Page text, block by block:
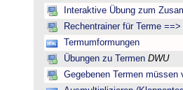
Interaktive Übung zum
Rechentrainer für Terme
Termumformungen
Übungen zu Termen DWU
Gegebenen Termen müssen